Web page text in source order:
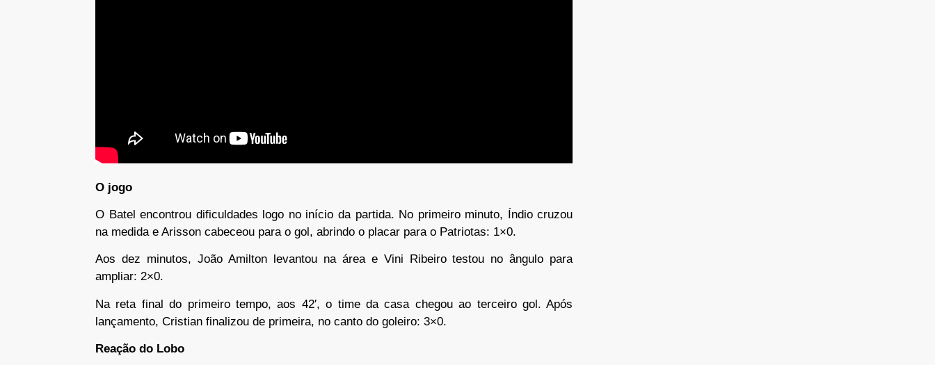
O jogo
O Batel encontrou dificuldades logo no início da partida. No primeiro minuto, Índio cruzou
na medida e Arisson cabeceou para o gol, abrindo o placar para o Patriotas: 1×0.
Aos dez minutos, João Amilton levantou na área e Vini Ribeiro testou no ângulo para
ampliar: 2×0.
Na reta final do primeiro tempo, aos 42′, o time da casa chegou ao terceiro gol. Após
lançamento, Cristian finalizou de primeira, no canto do goleiro: 3×0.
Reação do Lobo